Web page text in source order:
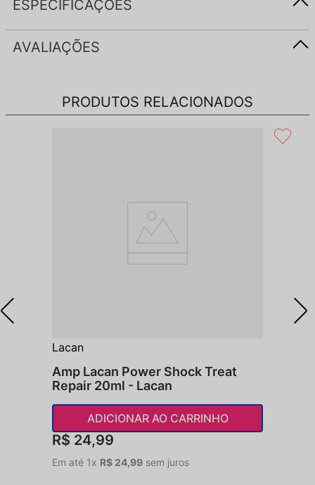
ESPECIFICAÇÕES
AVALIAÇÕES
PRODUTOS RELACIONADOS
Lacan
Amp Lacan Power Shock Treat
Repair 20ml - Lacan
ADICIONAR AO CARRINHO
R$ 24,99
Em até 1x R$ 24,99 sem juros